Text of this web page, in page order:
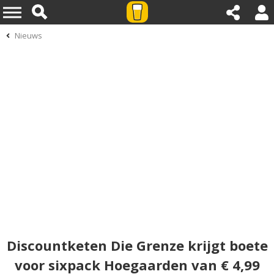
Nieuws
Discountketen Die Grenze krijgt boete
voor sixpack Hoegaarden van € 4,99